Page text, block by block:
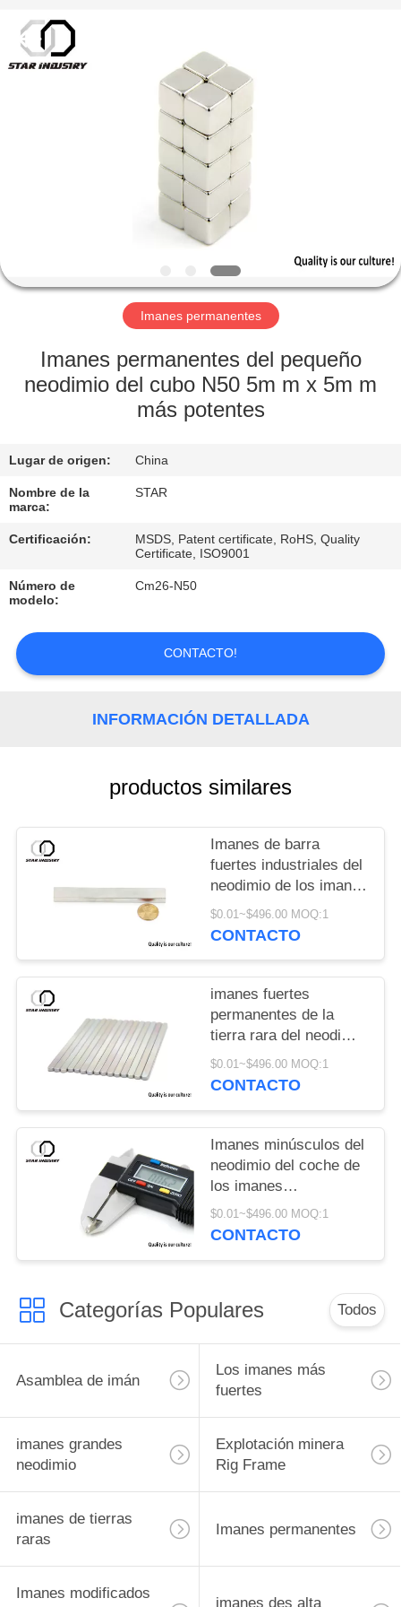
PRODUCTOS
VIAJE
FÁBRICA
DE
CALIDAD
ÉNTRENOS
EN
CONTACTO
CON
Proveedor.
Copyright
2021
Imanes permanentes
Imanes permanentes del pequeño
neodimio del cubo N50 5m m x 5m m
más potentes
Lugar de origen: China
Nombre de la
marca:
STAR
Certificación:
MSDS, Patent certificate, RoHS, Quality
Certificate, ISO9001
Número de
modelo:
Cm26-N50
CONTACTO!
INFORMACIÓN DETALLADA
productos similares
Imanes de barra
fuertes industriales del
neodimio de los imanes
permanentes del
neodimio
$0.01~$496.00 MOQ:1
CONTACTO
imanes fuertes
permanentes de la
tierra rara del neodimio
de los imanes N52 de
20x5x2m m Ndfeb
$0.01~$496.00 MOQ:1
CONTACTO
Imanes minúsculos del
neodimio del coche de
los imanes
permanentes del
neodimio de la alta
$0.01~$496.00 MOQ:1
CONTACTO
Categorías Populares Todos
Asamblea de imán
Los imanes más
fuertes
imanes grandes
neodimio
Explotación minera
Rig Frame
imanes de tierras
raras
Imanes permanentes
Imanes modificados
imanes des alta